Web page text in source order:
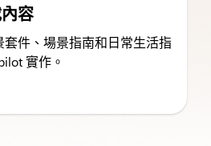
容
件、場景指南和日常生活指
實作。